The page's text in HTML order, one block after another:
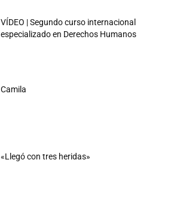
VÍDEO | Segundo curso internacional
especializado en Derechos Humanos
Camila
«Llegó con tres heridas»